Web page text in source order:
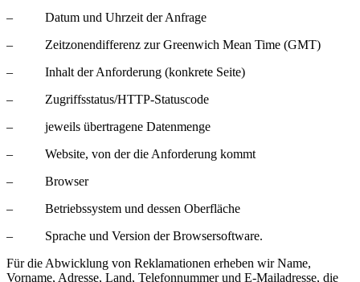
– Datum und Uhrzeit der Anfrage
– Zeitzonendifferenz zur Greenwich Mean Time (GMT)
– Inhalt der Anforderung (konkrete Seite)
– Zugriffsstatus/HTTP-Statuscode
– jeweils übertragene Datenmenge
– Website, von der die Anforderung kommt
– Browser
– Betriebssystem und dessen Oberfläche
– Sprache und Version der Browsersoftware.
Für die Abwicklung von Reklamationen erheben wir Name,
Vorname, Adresse, Land, Telefonnummer und E-Mailadresse, die